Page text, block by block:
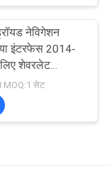
नेविगेशन
इंटरफेस 2014-
शेवरलेट
2500 3500
MOQ:1 सेट